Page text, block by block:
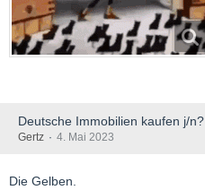
Deutsche Immobilien kaufen j/n?
Gertz 4. Mai 2023
Die Gelben.